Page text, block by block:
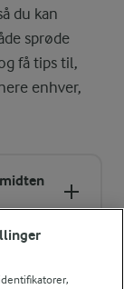
du kan
sprøde
få tips til,
enhver,